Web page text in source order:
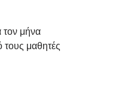
τον μήνα
μαθητές